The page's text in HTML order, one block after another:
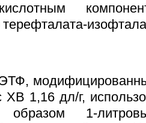
ХВ 1,16 дл/г,
образом 1-